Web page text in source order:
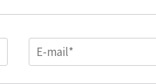
Email*